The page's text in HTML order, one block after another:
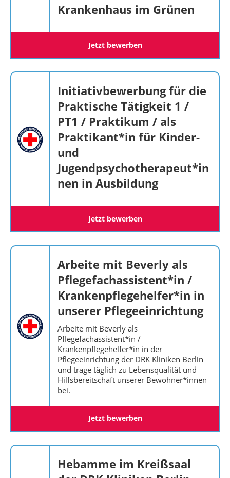
Krankenhaus im Grünen
Jetzt bewerben
Initiativbewerbung für die
Praktische Tätigkeit 1 /
PT1 / Praktikum / als
Praktikant*in für Kinder-
und
Jugendpsychotherapeut*in
nen in Ausbildung
Jetzt bewerben
Arbeite mit Beverly als
Pflegefachassistent*in /
Krankenpflegehelfer*in in
unserer Pflegeeinrichtung
Arbeite mit Beverly als
Pflegefachassistent*in /
Krankenpflegehelfer*in in der
Pflegeeinrichtung der DRK Kliniken Berlin
und trage täglich zu Lebensqualität und
Hilfsbereitschaft unserer Bewohner*innen
bei.
Jetzt bewerben
Hebamme im Kreißsaal